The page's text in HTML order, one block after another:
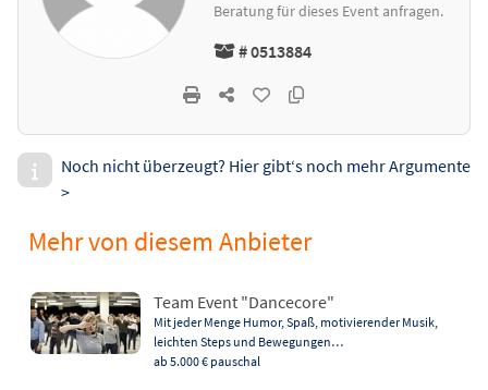
Beratung für dieses Event anfragen.
# 0513884
Noch nicht überzeugt? Hier gibt‘s noch mehr Argumente
>
Mehr von diesem Anbieter
Team Event "Dancecore"
Mit jeder Menge Humor, Spaß, motivierender Musik,
leichten Steps und Bewegungen…
ab 5.000 € pauschal